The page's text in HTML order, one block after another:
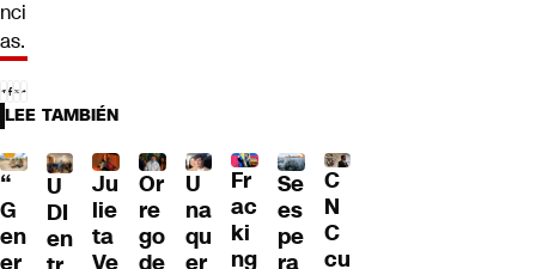
nci
as.
LEE TAMBIÉN
“
G
en
er
U
DI
en
Ju
lie
ta
Or
re
go
U
na
qu
Fr
ac
ki
ng
Se
es
pe
C
N
C
cu